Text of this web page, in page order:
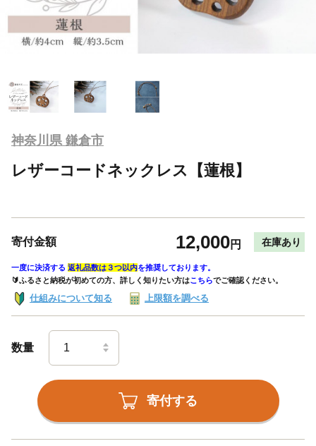
神奈川県 鎌倉市
レザーコードネックレス【蓮根】
寄付金額 12,000円 在庫あり
一度に決済する 返礼品数は３つ以内を推奨しております。
🔰ふるさと納税が初めての方、詳しく知りたい方はこちらでご確認ください。
仕組みについて知る 上限額を調べる
数量
寄付する